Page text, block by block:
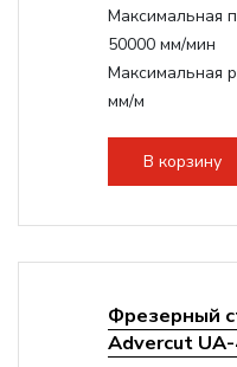
Максимальная
50000 мм/мин
Максимальная
мм/м
стандартно:
Цанговый
В корзину
Фрезерный
Advercut